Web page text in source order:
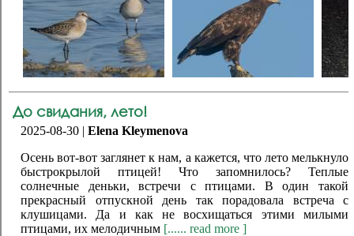
До свидания, лето!
2025-08-30 | Elena Kleymenova
Осень вот-вот заглянет к нам, а кажется, что лето мелькнуло
быстрокрылой птицей! Что запомнилось? Теплые
солнечные деньки, встречи с птицами. В один такой
прекрасный отпускной день так порадовала встреча с
клушицами. Да и как не восхищаться этими милыми
птицами, их мелодичным [...... read more ]